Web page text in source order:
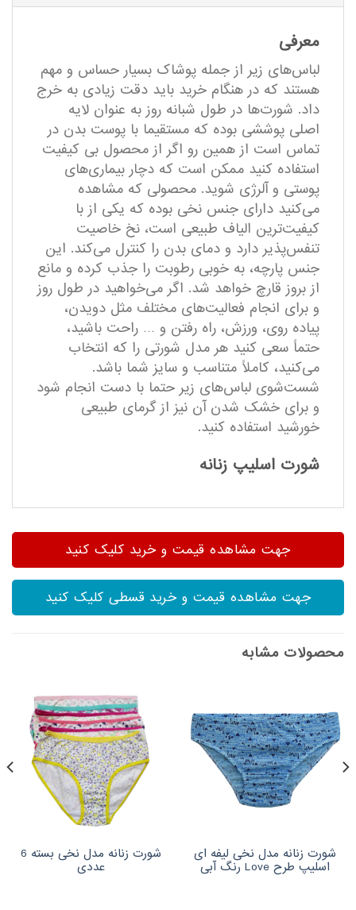
معرفی
لباس‌های زیر از جمله پوشاک بسیار حساس و مهم
هستند که در هنگام خرید باید دقت زیادی به خرج
داد. شورت‌ها در طول شبانه روز به عنوان لایه
اصلی پوششی بوده که مستقیما با پوست بدن در
تماس است از همین رو اگر از محصول بی کیفیت
استفاده کنید ممکن است که دچار بیماری‌های
پوستی و آلرژی شوید. محصولی که مشاهده
می‌کنید دارای جنس نخی بوده که یکی از با
کیفیت‌ترین الیاف طبیعی است، نخ خاصیت
تنفس‌پذیر دارد و دمای بدن را کنترل می‌کند. این
جنس پارچه، به خوبی رطوبت را جذب کرده و مانع
از بروز قارچ خواهد شد. اگر می‌خواهید در طول روز
و برای انجام فعالیت‌های مختلف مثل دویدن،
پیاده روی، ورزش، راه رفتن و … راحت باشید،
حتماً سعی کنید هر مدل شورتی را که انتخاب
می‌کنید، کاملاً متناسب و سایز شما باشد.
شست‌شوی لباس‌های زیر حتما با دست انجام شود
و برای خشک شدن آن نیز از گرمای طبیعی
خورشید استفاده کنید.
شورت اسلیپ زنانه
جهت مشاهده قیمت و خرید کلیک کنید
جهت مشاهده قیمت و خرید قسطی کلیک کنید
محصولات مشابه
شورت زنانه مدل نخی لیفه ای
اسلیپ طرح Love رنگ آبی
شورت زنانه مدل نخی بسته 6
عددی